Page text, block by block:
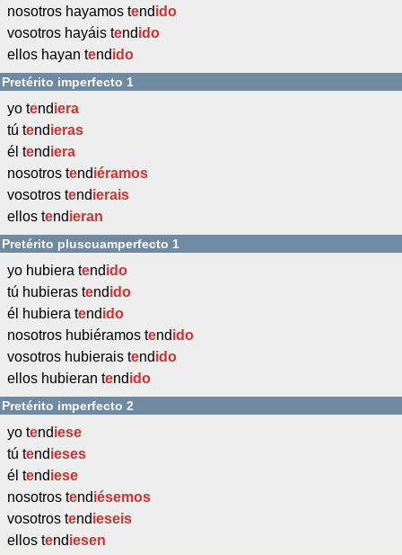
nosotros hayamos tendido
vosotros hayáis tendido
ellos hayan tendido
Pretérito imperfecto 1
yo tendiera
tú tendieras
él tendiera
nosotros tendiéramos
vosotros tendierais
ellos tendieran
Pretérito pluscuamperfecto 1
yo hubiera tendido
tú hubieras tendido
él hubiera tendido
nosotros hubiéramos tendido
vosotros hubierais tendido
ellos hubieran tendido
Pretérito imperfecto 2
yo tendiese
tú tendieses
él tendiese
nosotros tendiésemos
vosotros tendieseis
ellos tendiesen